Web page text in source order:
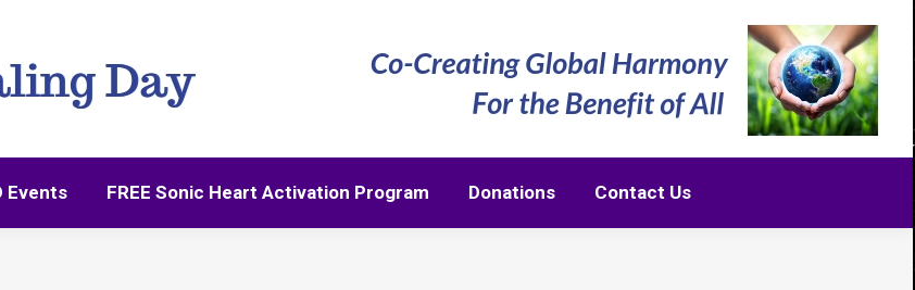
Events FREE Sonic Heart Activation Program Donations Contact Us